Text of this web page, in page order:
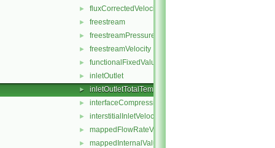
► fluxCorrectedVelocity
► freestream
► freestreamPressure
► freestreamVelocity
► functionalFixedValue
► inletOutlet
► inletOutletTotalTemperature
► interfaceCompression
► interstitialInletVelocity
► mappedFlowRateVelocity
► mappedInternalValue